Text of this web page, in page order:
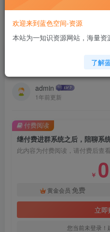
计算机 移动设备 软件下载....
首页 源码搭建 正文
继付费进群系统之后，
admin
1年前更新
此内容为付费阅读，请付费后查看
￥
黄金会员 免费
立
您当前未登录！
付费阅读
欢迎来到蓝色空间-资源
本站为一知识资源网站，海量资
了解